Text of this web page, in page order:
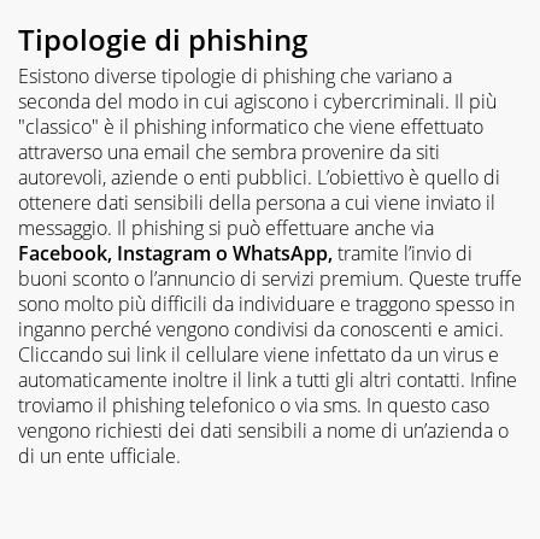
Tipologie di phishing
Esistono diverse tipologie di phishing che variano a
seconda del modo in cui agiscono i cybercriminali. Il più
"classico" è il phishing informatico che viene effettuato
attraverso una email che sembra provenire da siti
autorevoli, aziende o enti pubblici. L’obiettivo è quello di
ottenere dati sensibili della persona a cui viene inviato il
messaggio. Il phishing si può effettuare anche via
Facebook, Instagram o WhatsApp,tramite l’invio di
buoni sconto o l’annuncio di servizi premium. Queste truffe
sono molto più difficili da individuare e traggono spesso in
inganno perché vengono condivisi da conoscenti e amici.
Cliccando sui link il cellulare viene infettato da un virus e
automaticamente inoltre il link a tutti gli altri contatti. Infine
troviamo il phishing telefonico o via sms. In questo caso
vengono richiesti dei dati sensibili a nome di un’azienda o
di un ente ufficiale.